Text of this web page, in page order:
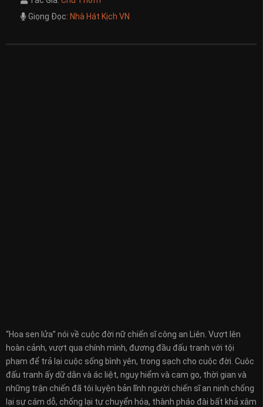
Giọng Đọc: Nhà Hát Kịch VN
“Hoa sen lửa” nói về cuộc đời nữ chiến sĩ công an Liên. Vượt lên
hoàn cảnh, vượt qua chính mình, đương đầu đấu tranh với tội
phạm để trả lại cuộc sống bình yên, trong sạch cho cuộc đời. Cuôc
đấu tranh ấy dữ dằn và ác liệt, nguy hiểm và cam go, thời gian và
những trận chiến đã tôi luyện bản lĩnh người chiến sĩ an ninh chống
lại sự cám dỗ, chống lại tự chuyển hóa, thành pháo đài bất khả xâm